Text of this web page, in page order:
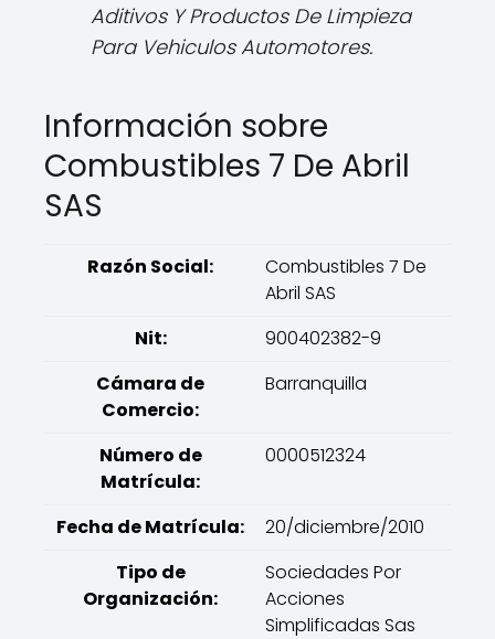
Aditivos Y Productos De Limpieza
Para Vehiculos Automotores.
Información sobre
Combustibles 7 De Abril
SAS
Razón Social:
Combustibles 7 De
Abril SAS
Nit:
900402382-9
Cámara de
Comercio:
Barranquilla
Número de
Matrícula:
0000512324
Fecha de Matrícula:
20/diciembre/2010
Tipo de
Organización:
Sociedades Por
Acciones
Simplificadas Sas